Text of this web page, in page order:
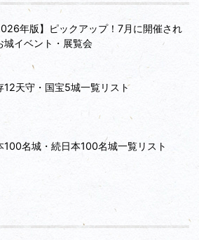
年版】ピックアップ！7月に開催され
城イベント・展覧会
12天守・国宝5城一覧リスト
100名城・続日本100名城一覧リスト